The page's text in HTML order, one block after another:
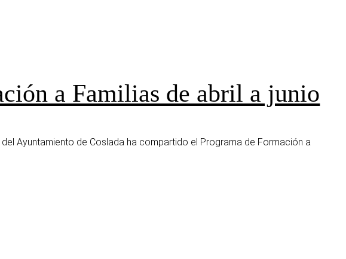
a Familias de abril a junio
Ayuntamiento de Coslada ha compartido el Programa de Formación a